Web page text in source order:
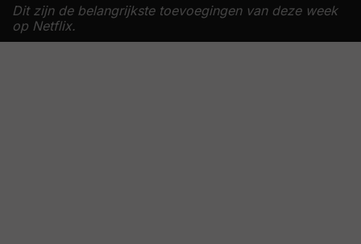
Dit zijn de belangrijkste toevoegingen van deze week
op Netflix.